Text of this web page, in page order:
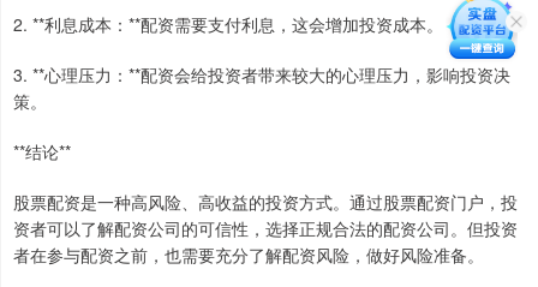
2. **利息成本：**配资需要支付利息，这会增加投资成本。
3. **心理压力：**配资会给投资者带来较大的心理压力，影响投资决
策。
**结论**
股票配资是一种高风险、高收益的投资方式。通过股票配资门户，投
资者可以了解配资公司的可信性，选择正规合法的配资公司。但投资
者在参与配资之前，也需要充分了解配资风险，做好风险准备。